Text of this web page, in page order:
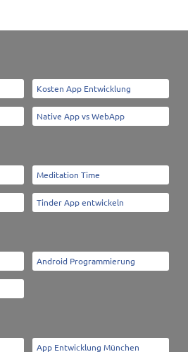
Kosten App Entwicklung
Native App vs WebApp
Meditation Time
Tinder App entwickeln
Android Programmierung
App Entwicklung München